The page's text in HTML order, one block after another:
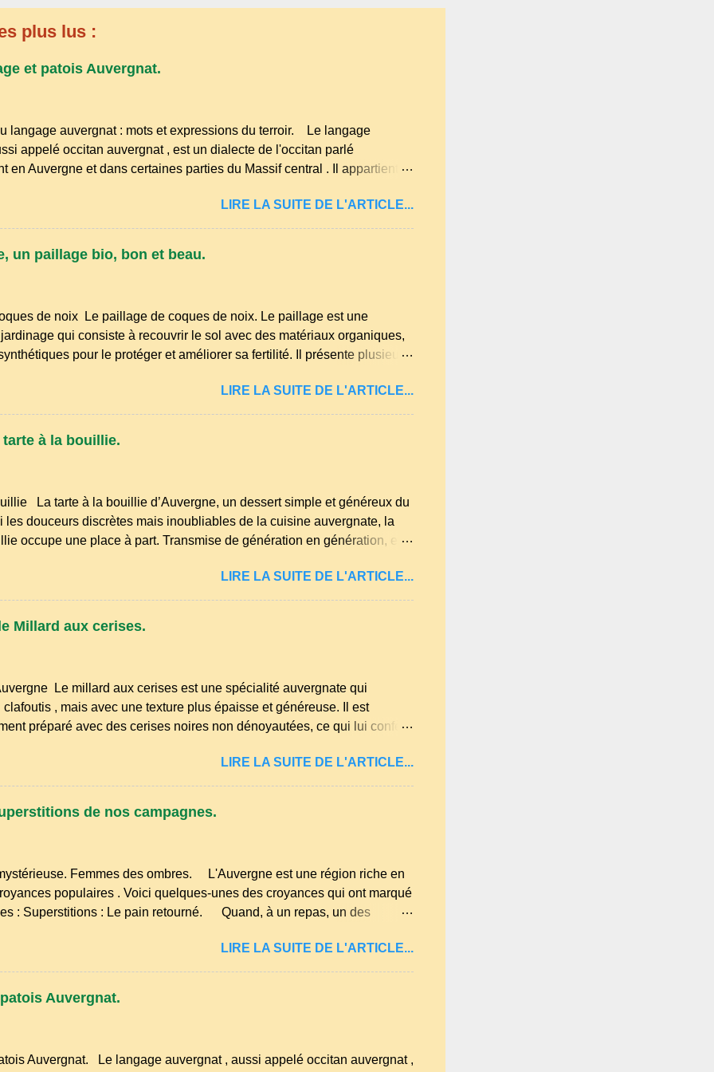
plus lus :
et patois Auvergnat.
langage auvergnat : mots et expressions du terroir. Le langage
appelé occitan auvergnat , est un dialecte de l'occitan parlé
en Auvergne et dans certaines parties du Massif central . Il appartient à
de locuteurs ait diminué au fil des décennies, il reste une langue
et en traditions. Par exemple, on trouve des mots typiques
de la langue d’ Auvergne particulièrement du Puy-de-Dôme . A
LIRE LA SUITE DE L'ARTICLE...
un paillage bio, bon et beau.
de noix Le paillage de coques de noix. Le paillage est une
qui consiste à recouvrir le sol avec des matériaux organiques,
pour le protéger et améliorer sa fertilité. Il présente plusieurs
du sol. Diminution des mauvaises herbes : Il empêche la lumière
ce qui freine la germination des adventices. Protection contre les
préserve le sol du froid en hiver et de la chaleur excessive en été.
et premiers semis sont à l...
LIRE LA SUITE DE L'ARTICLE...
à la bouillie.
La tarte à la bouillie d’Auvergne, un dessert simple et généreux du
douceurs discrètes mais inoubliables de la cuisine auvergnate, la
occupe une place à part. Transmise de génération en génération, elle
partageait des recettes simples, nourrissantes et pleines de
les campagnes du Puy‑de‑Dôme, du Cantal ou de la Haute‑Loire,
fioritures ...
LIRE LA SUITE DE L'ARTICLE...
Millard aux cerises.
Le millard aux cerises est une spécialité auvergnate qui
, mais avec une texture plus épaisse et généreuse. Il est
préparé avec des cerises noires non dénoyautées, ce qui lui confère
500 g de cerises noires si possible , la tradition les recommande . Il
250 g de farine, 50g de sucre un verre de lait, 1 pincée de sel et 30 g
l'eau rapidement, puis séchez-les sur un torchon.
LIRE LA SUITE DE L'ARTICLE...
de nos campagnes.
Femmes des ombres. L'Auvergne est une région riche en
populaires . Voici quelques-unes des croyances qui ont marqué
: Superstitions : Le pain retourné. Quand, à un repas, un des
ou leur couteau. Aussitôt que le propriétaire du pain s’en aperçoit, il
le bon coté, mais il doit payer autant de bouteilles de vin qu’il y a de
Quand deux chemins se rencontrent et se coupent, leur intersection
LIRE LA SUITE DE L'ARTICLE...
Auvergnat.
Auvergnat. Le langage auvergnat , aussi appelé occitan auvergnat ,